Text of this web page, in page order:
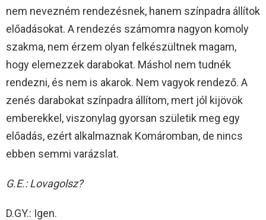
nem nevezném rendezésnek, hanem színpadra állítok
előadásokat. A rendezés számomra nagyon komoly
szakma, nem érzem olyan felkészültnek magam,
hogy elemezzek darabokat. Máshol nem tudnék
rendezni, és nem is akarok. Nem vagyok rendező. A
zenés darabokat színpadra állítom, mert jól kijövök
emberekkel, viszonylag gyorsan születik meg egy
előadás, ezért alkalmaznak Komáromban, de nincs
ebben semmi varázslat.
G.E.: Lovagolsz?
D.GY.: Igen.